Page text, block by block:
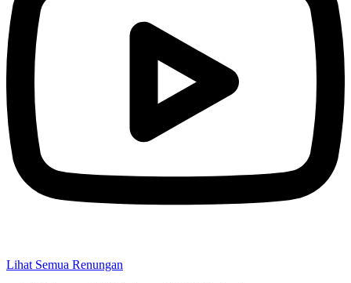
Lihat Semua Renungan